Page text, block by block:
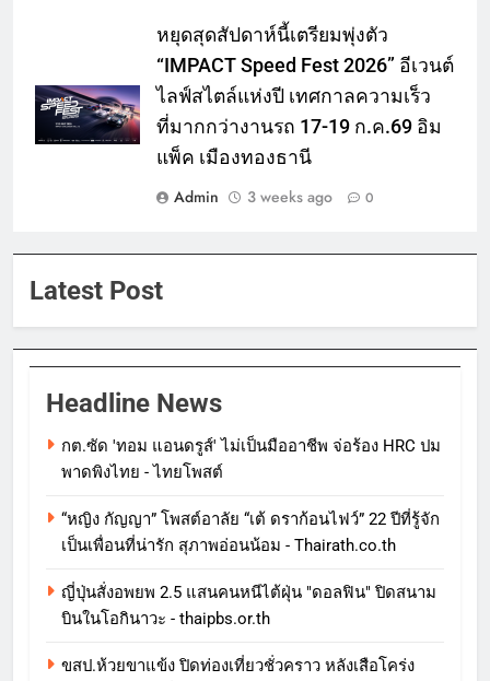
หยุดสุดสัปดาห์นี้เตรียมพุ่งตัว
“IMPACT Speed Fest 2026” อีเวนต์
ไลฟ์สไตล์แห่งปี เทศกาลความเร็ว
ที่มากกว่างานรถ 17-19 ก.ค.69 อิม
แพ็ค เมืองทองธานี
Admin
3 weeks ago 0
Latest Post
Headline News
กต.ซัด 'ทอม แอนดรูส์' ไม่เป็นมืออาชีพ จ่อร้อง HRC ปม
พาดพิงไทย - ไทยโพสต์
“หญิง กัญญา” โพสต์อาลัย “เต้ ดราก้อนไฟว์” 22 ปีที่รู้จัก
เป็นเพื่อนที่น่ารัก สุภาพอ่อนน้อม - Thairath.co.th
ญี่ปุ่นสั่งอพยพ 2.5 แสนคนหนีไต้ฝุ่น "ดอลฟิน" ปิดสนาม
บินในโอกินาวะ - thaipbs.or.th
ขสป.ห้วยขาแข้ง ปิดท่องเที่ยวชั่วคราว หลังเสือโคร่ง